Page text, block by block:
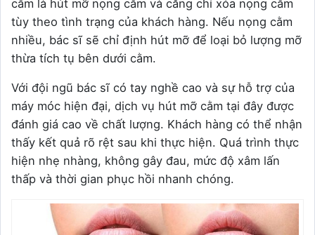
cằm là hút mỡ nọng cằm và căng chỉ xóa nọng cằm
tùy theo tình trạng của khách hàng. Nếu nọng cằm
nhiều, bác sĩ sẽ chỉ định hút mỡ để loại bỏ lượng mỡ
thừa tích tụ bên dưới cằm.
Với đội ngũ bác sĩ có tay nghề cao và sự hỗ trợ của
máy móc hiện đại, dịch vụ hút mỡ cằm tại đây được
đánh giá cao về chất lượng. Khách hàng có thể nhận
thấy kết quả rõ rệt sau khi thực hiện. Quá trình thực
hiện nhẹ nhàng, không gây đau, mức độ xâm lấn
thấp và thời gian phục hồi nhanh chóng.